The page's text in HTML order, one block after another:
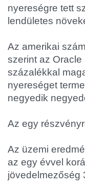
nyereségre tett
lendületes
Az amerikai
szerint az
százalékkal
nyereséget
negyedik
Az egy
Az üzemi
az egy évvel
jövedelmezőség